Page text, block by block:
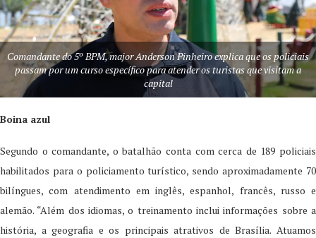
Comandante do 5º BPM, major Anderson Pinheiro explica que os policiais
passam por um curso específico para atender os turistas que visitam a
capital
Boina azul
Segundo o comandante, o batalhão conta com cerca de 189 policiais
habilitados para o policiamento turístico, sendo aproximadamente 70
bilíngues, com atendimento em inglês, espanhol, francês, russo e
alemão. “Além dos idiomas, o treinamento inclui informações sobre a
história, a geografia e os principais atrativos de Brasília. Atuamos